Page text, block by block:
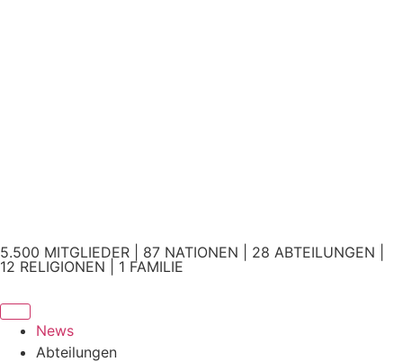
5.500 MITGLIEDER | 87 NATIONEN | 28 ABTEILUNGEN |
12 RELIGIONEN | 1 FAMILIE
News
Abteilungen